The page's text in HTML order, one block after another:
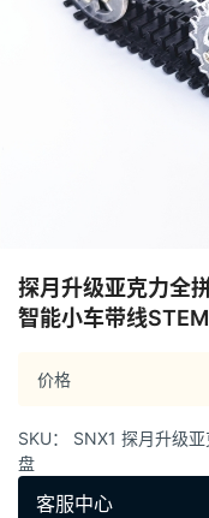
探月升级亚克力全
智能小车带线
价格
SKU： SNX1 探月升级
盘
客服中心